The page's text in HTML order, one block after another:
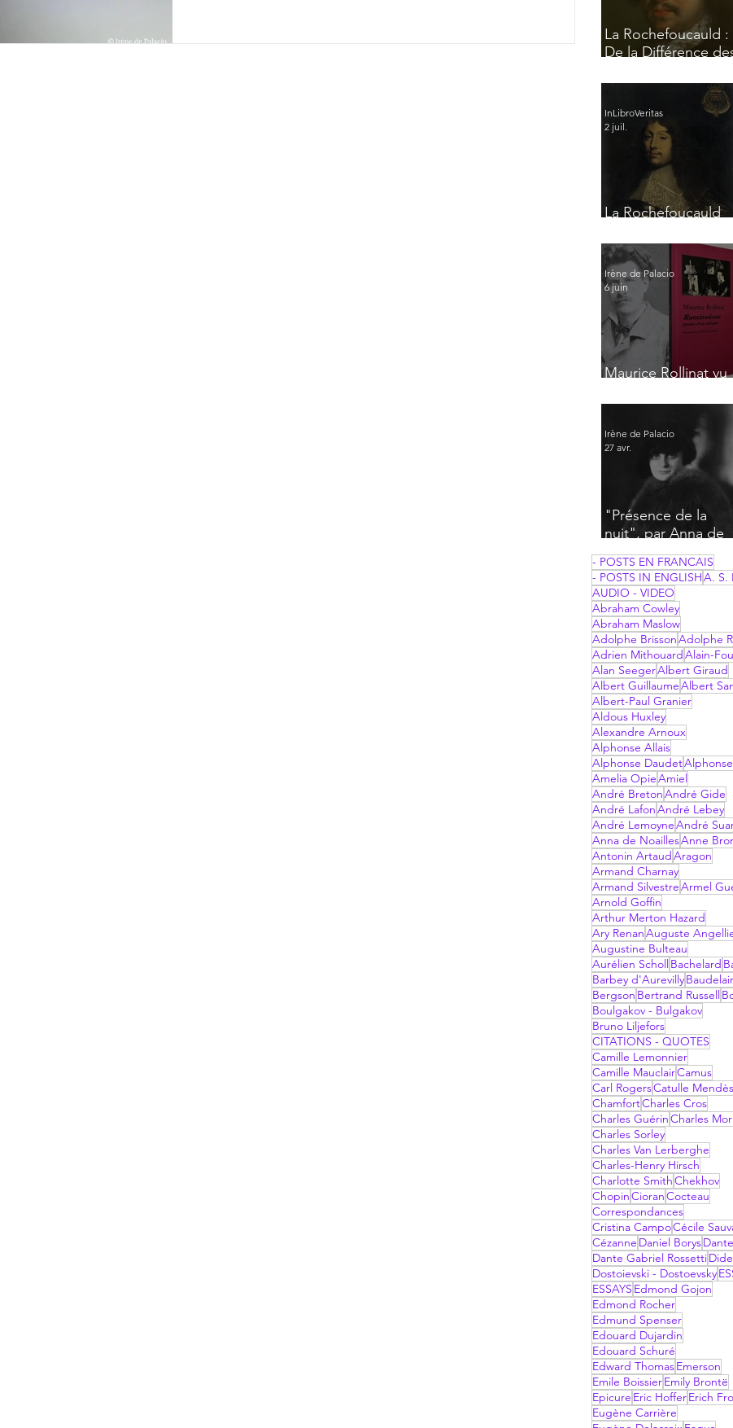
La Rochefoucauld :
De la Différence
La Rochefoucauld
InLibroVeritas
2 juil.
Maurice Rollinat vu
Irène de Palacio
6 juin
"Présence de la
nuit", par Anna de
Noailles
Irène de Palacio
27 avr.
- POSTS EN FRANCAIS
- POSTS IN ENGLISHA. S.
AUDIO - VIDEO
Abraham Cowley
Abraham Maslow
Adolphe BrissonAdolphe
Adrien Mithouard Alain-
Alan SeegerAlbert Giraud
Albert GuillaumeAlbert
Albert-Paul Granier
Aldous Huxley
Alexandre Arnoux
Alphonse Allais
Alphonse Daudet
Amelia OpieAmiel
André BretonAndré Gide
André LafonAndré Lebey
André LemoyneAndré
Anna de NoaillesAnne
Antonin Artaud Aragon
Armand Charnay
Armand SilvestreArmel
Arnold Goffin
Arthur Merton Hazard
Ary RenanAuguste
Augustine Bulteau
Aurélien Scholl Bachelard
Barbey d'Aurevilly
Bergson Bertrand Russell
Boulgakov - Bulgakov
Bruno Liljefors
CITATIONS - QUOTES
Camille Lemonnier
Camille MauclairCamus
Carl RogersCatulle Mendès
ChamfortCharles Cros
Charles GuérinCharles
Charles Sorley
Charles Van Lerberghe
Charles-Henry Hirsch
Charlotte SmithChekhov
ChopinCioranCocteau
Correspondances
Cristina CampoCécile
Cézanne Daniel BorysDante
Dante Gabriel Rossetti
Dostoievski - Dostoevsky
ESSAYS Edmond Gojon
Edmond Rocher
Edmund Spenser
Edouard Dujardin
Edouard Schuré
Edward ThomasEmerson
Emile BoissierEmily Brontë
Epicure Eric HofferErich
Eugène Carrière